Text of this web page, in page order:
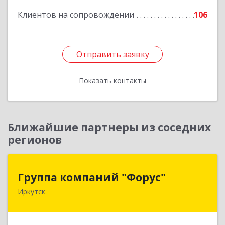
Клиентов на сопровождении 106
Отправить заявку
Показать контакты
Отправить заявку
Назад
Ближайшие партнеры из соседних
регионов
Группа компаний "Форус"
Иркутск
Группа компаний "Форус"
664007, Иркутская обл, Иркутск г, Ямская ул,